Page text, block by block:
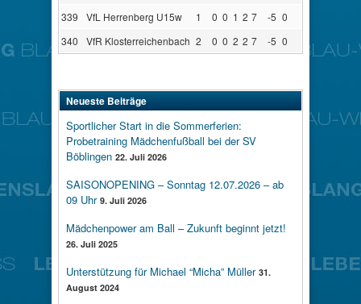
339
VfL Herrenberg U15w 1 0 0 1 2 7 -5 0
340
VfR Klosterreichenbach 2 0 0 2 2 7 -5 0
Neueste Beiträge
Sportlicher Start in die Sommerferien:
Probetraining Mädchenfußball bei der SV
Böblingen 22. Juli 2026
SAISONOPENING – Sonntag 12.07.2026 – ab
09 Uhr 9. Juli 2026
Mädchenpower am Ball – Zukunft beginnt jetzt!
26. Juli 2025
Unterstützung für Michael “Micha” Müller 31.
August 2024